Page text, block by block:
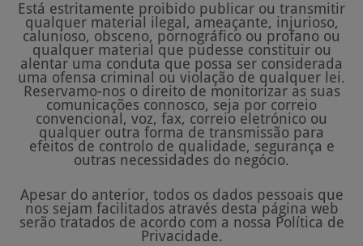
Está estritamente proibido publicar ou transmitir
qualquer material ilegal, ameaçante, injurioso,
calunioso, obsceno, pornográfico ou profano ou
qualquer material que pudesse constituir ou
alentar uma conduta que possa ser considerada
uma ofensa criminal ou violação de qualquer lei.
Reservamo-nos o direito de monitorizar as suas
comunicações connosco, seja por correio
convencional, voz, fax, correio eletrónico ou
qualquer outra forma de transmissão para
efeitos de controlo de qualidade, segurança e
outras necessidades do negócio.
Apesar do anterior, todos os dados pessoais que
nos sejam facilitados através desta página web
serão tratados de acordo com a nossa Política de
Privacidade.